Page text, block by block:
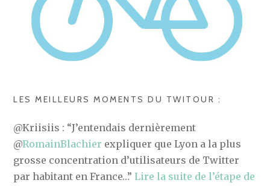
LES MEILLEURS MOMENTS DU TWITOUR :
@Kriisiis : “J’entendais dernièrement
@RomainBlachier expliquer que Lyon a la plus
grosse concentration d’utilisateurs de Twitter
par habitant en France…”Lire la suite de l’étape de